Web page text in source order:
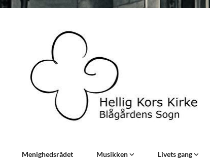
Menighedsrådet Musikken Livets gang